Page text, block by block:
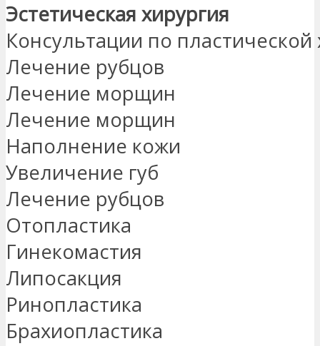
Эстетическая хирургия
Консультации по пластической
Лечение рубцов
Лечение морщин
Лечение морщин
Наполнение кожи
Увеличение губ
Лечение рубцов
Отопластика
Гинекомастия
Липосакция
Ринопластика
Брахиопластика